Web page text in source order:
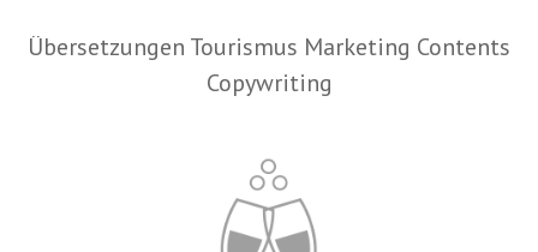
Übersetzungen Tourismus Marketing Contents
Copywriting